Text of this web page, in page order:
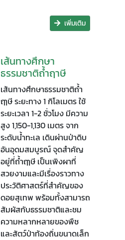
เพิ่มเติม
เส้นทางศึกษา
ธรรมชาติถ้ำฤาษี
เส้นทางศึกษาธรรมชาติถ้ำ
ฤๅษี ระยะทาง 1 กิโลเมตร ใช้
ระยะเวลา 1-2 ชั่วโมง มีความ
สูง 1,150-1,130 เมตร จาก
ระดับน้ำทะเล เดินผ่านป่าดิบ
อันอุดมสมบูรณ์ จุดสำคัญ
อยู่ที่ถ้ำฤๅษี เป็นเพิงผาที่
สวยงามและมีเรื่องราวทาง
ประวัติศาสตร์ที่สำคัญของ
ดอยสุเทพ พร้อมทั้งสามารถ
สัมผัสกับธรรมชาติและชม
ความหลากหลายของพืช
และสัตว์ป่าท้องถิ่นขนาดเล็ก